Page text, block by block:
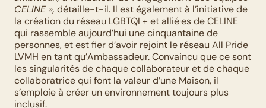
CELINE », détaille-t-il. Il est également à l’initiative de
la création du réseau LGBTQI + et allié·es de CELINE
qui rassemble aujourd’hui une cinquantaine de
personnes, et est fier d’avoir rejoint le réseau All Pride
LVMH en tant qu’Ambassadeur. Convaincu que ce sont
les singularités de chaque collaborateur et de chaque
collaboratrice qui font la valeur d’une Maison, il
s’emploie à créer un environnement toujours plus
inclusif.